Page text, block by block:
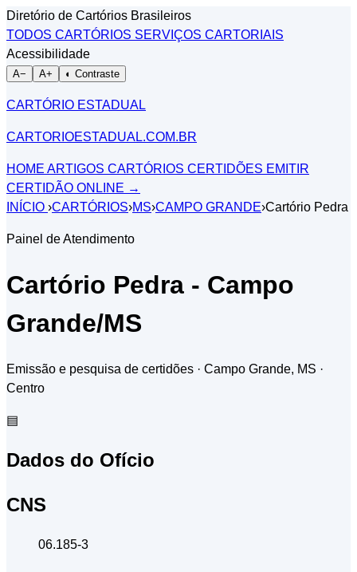
Diretório de Cartórios Brasileiros
TODOS CARTÓRIOS SERVIÇOS CARTORIAIS
Acessibilidade
A− A+ ◐ Contraste
CARTÓRIO ESTADUAL
CARTORIOESTADUAL.COM.BR
HOME ARTIGOS CARTÓRIOS CERTIDÕES EMITIR
CERTIDÃO ONLINE →
INÍCIO ›CARTÓRIOS›MS›CAMPO GRANDE›Cartório Pedra
Painel de Atendimento
Cartório Pedra - Campo
Grande/MS
Emissão e pesquisa de certidões · Campo Grande, MS ·
Centro
▤
Dados do Ofício
CNS
06.185-3